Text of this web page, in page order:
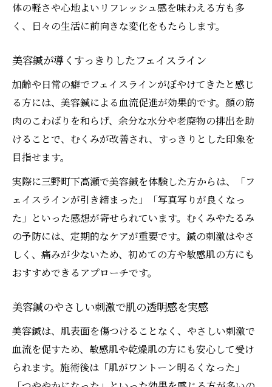
体の軽さや心地よいリフレッシュ感を味わえる方も多
く、日々の生活に前向きな変化をもたらします。
美容鍼が導くすっきりしたフェイスライン
加齢や日常の癖でフェイスラインがぼやけてきたと感じ
る方には、美容鍼による血流促進が効果的です。顔の筋
肉のこわばりを和らげ、余分な水分や老廃物の排出を助
けることで、むくみが改善され、すっきりとした印象を
目指せます。
実際に三野町下高瀬で美容鍼を体験した方からは、「フ
ェイスラインが引き締まった」「写真写りが良くなっ
た」といった感想が寄せられています。むくみやたるみ
の予防には、定期的なケアが重要です。鍼の刺激はやさ
しく、痛みが少ないため、初めての方や敏感肌の方にも
おすすめできるアプローチです。
美容鍼のやさしい刺激で肌の透明感を実感
美容鍼は、肌表面を傷つけることなく、やさしい刺激で
血流を促すため、敏感肌や乾燥肌の方にも安心して受け
られます。施術後は「肌がワントーン明るくなった」